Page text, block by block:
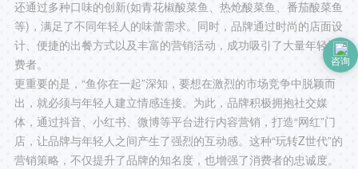
还通过多种口味的创新(如青花椒酸菜鱼、热炝酸菜鱼、番茄酸菜鱼
等)，满足了不同年轻人的味蕾需求。同时，品牌通过时尚的店面设
计、便捷的出餐方式以及丰富的营销活动，成功吸引了大量年轻消
费者。
更重要的是，“鱼你在一起”深知，要想在激烈的市场竞争中脱颖而
出，就必须与年轻人建立情感连接。为此，品牌积极拥抱社交媒
体，通过抖音、小红书、微博等平台进行内容营销，打造“网红”门
店，让品牌与年轻人之间产生了强烈的互动感。这种“玩转Z世代”的
营销策略，不仅提升了品牌的知名度，也增强了消费者的忠诚度。
咨询